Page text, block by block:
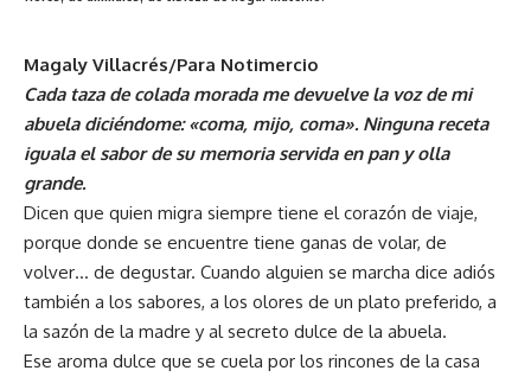
Magaly Villacrés/Para Notimercio
Cada taza de colada morada me devuelve la voz de mi
abuela diciéndome: «coma, mijo, coma». Ninguna receta
iguala el sabor de su memoria servida en pan y olla
grande.
Dicen que quien migra siempre tiene el corazón de viaje,
porque donde se encuentre tiene ganas de volar, de
volver… de degustar. Cuando alguien se marcha dice adiós
también a los sabores, a los olores de un plato preferido, a
la sazón de la madre y al secreto dulce de la abuela.
Ese aroma dulce que se cuela por los rincones de la casa